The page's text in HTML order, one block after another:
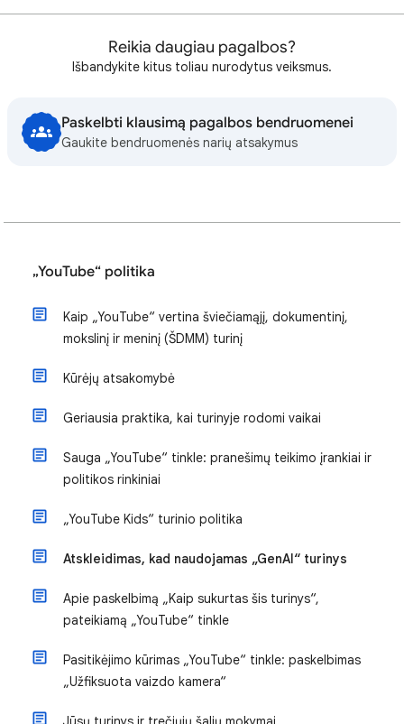
Reikia daugiau pagalbos?
Išbandykite kitus toliau nurodytus veiksmus.
Paskelbti klausimą pagalbos bendruomenei
Gaukite bendruomenės narių atsakymus
„YouTube“ politika
Kaip „YouTube“ vertina šviečiamąjį, dokumentinį,
mokslinį ir meninį (ŠDMM) turinį
Kūrėjų atsakomybė
Geriausia praktika, kai turinyje rodomi vaikai
Sauga „YouTube“ tinkle: pranešimų teikimo įrankiai ir
politikos rinkiniai
„YouTube Kids“ turinio politika
Atskleidimas, kad naudojamas „GenAI“ turinys
Apie paskelbimą „Kaip sukurtas šis turinys“,
pateikiamą „YouTube“ tinkle
Pasitikėjimo kūrimas „YouTube“ tinkle: paskelbimas
„Užfiksuota vaizdo kamera“